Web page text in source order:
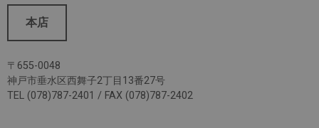
本店
〒655-0048
神戸市垂水区西舞子2丁目13番27号
TEL (078)787-2401 / FAX (078)787-2402